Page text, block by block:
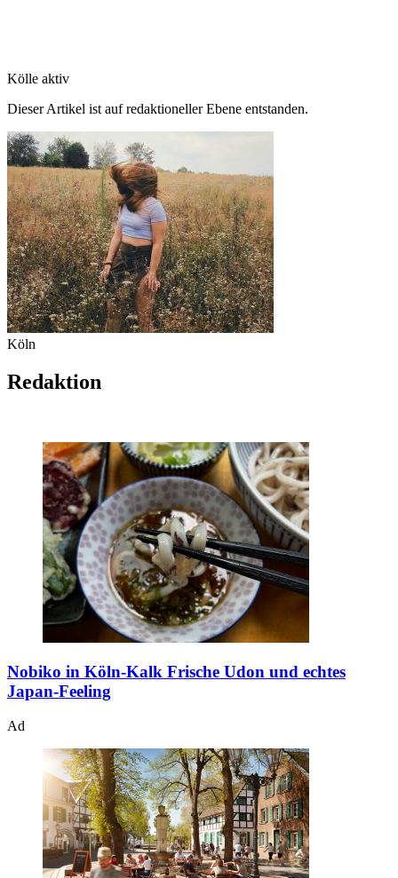
Kölle aktiv
Dieser Artikel ist auf redaktioneller Ebene entstanden.
Köln
Redaktion
Nobiko in Köln-Kalk Frische Udon und echtes
Japan-Feeling
Ad